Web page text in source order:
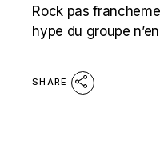
Rock pas
hype du groupe n’en
SHARE